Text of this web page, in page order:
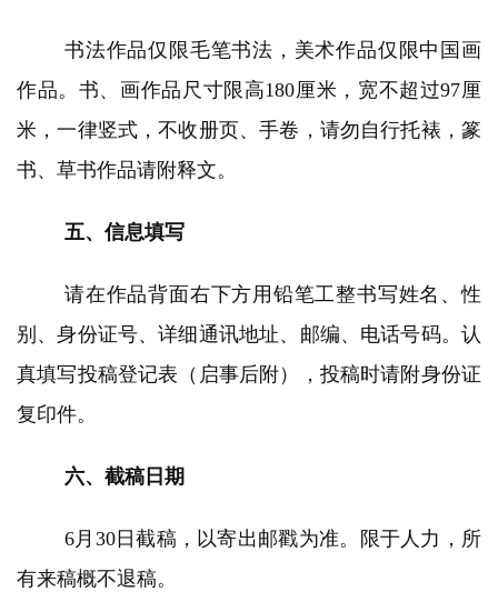
首
页
讯
书法作品仅限毛笔书法，美术作品仅限中国画
作品。书、画作品尺寸限高180厘米，宽不超过97厘
米，一律竖式，不收册页、手卷，请勿自行托裱，篆
书、草书作品请附释文。
五、信息填写
请在作品背面右下方用铅笔工整书写姓名、性
别、身份证号、详细通讯地址、邮编、电话号码。认
真填写投稿登记表（启事后附），投稿时请附身份证
复印件。
六、截稿日期
6月30日截稿，以寄出邮戳为准。限于人力，所
有来稿概不退稿。